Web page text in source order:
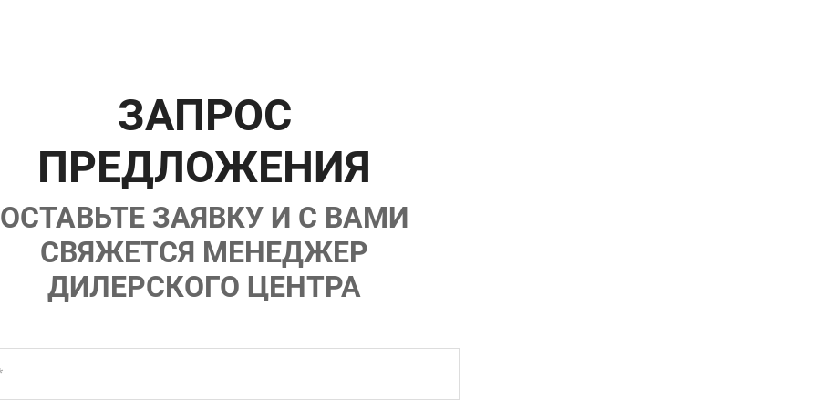
ЗАПРОС
ПРЕДЛОЖЕНИЯ
ОСТАВЬТЕ ЗАЯВКУ И С ВАМИ
СВЯЖЕТСЯ МЕНЕДЖЕР
ДИЛЕРСКОГО ЦЕНТРА